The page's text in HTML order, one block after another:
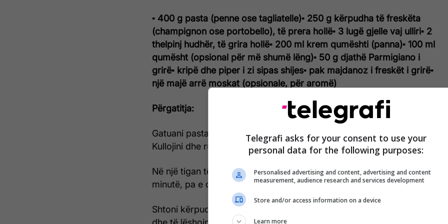
▪ 400 g pasta (penne ose tagliatelle)▪ 250 g kërpudha të freskëta
(champignon ose portobello), të prera hollë▪ 3 lugë gjelle vaj ulliri▪ 2
thelpinj hudhër, të grira hollë▪ 200 ml krem qumështi (panna)▪ 100 ml
qumësht (opsional për më shumë lëng)▪ 50 g djathë Parmigiano i
grirë▪ kripë dhe piper i zi sipas shijes▪ pak majdanoz i freskët i grirë▪
një majë arrë moskat (opsionale, për aromë)
Përgatitja:
Gatuani pastat sipas udhëzimeve në paketim, në ujë me kripë.
Kullojini dhe ruani pak nga uji i zierjes për në fund.
Në një tigan të madh, ngrohni vajin e ullirit dhe skuqni hudhrën për 1
minutë, pa e djegur.
Shtoni kërpudhat dhe gatuajini për rreth 5-7 minuta, derisa të zbuten
Telegrafi asks for your consent to use your
personal data for the following purposes:
Personalised advertising and content, advertising and content
measurement, audience research and services development
Store and/or access information on a device
Learn more